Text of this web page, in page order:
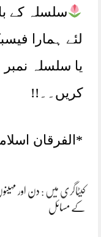
سلسلہ کے
لئے ہمارا
یا سلسلہ
کریں۔۔!!
*الفرقان
کیٹاگری میں : دن اور
کے مسائل